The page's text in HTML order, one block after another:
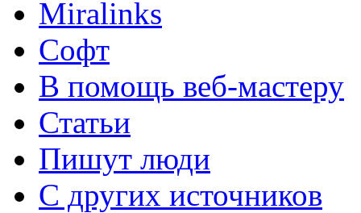
Miralinks
Софт
В помощь веб-мастеру
Статьи
Пишут люди
С других источников